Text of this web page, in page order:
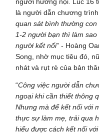
người hướng nội. Lúc 16
là người dẫn chương
quan sát bình thường
1-2 người bạn thì làm
người kết nối” - Hoàng
Song, nhờ mục tiêu đó,
nhát và rụt rè của bản
“Công việc người dẫn
ngoại khi cần thiết thông
Nhưng mà để kết nối với
thực sự làm mẹ, trải qua
hiểu được cách kết nối